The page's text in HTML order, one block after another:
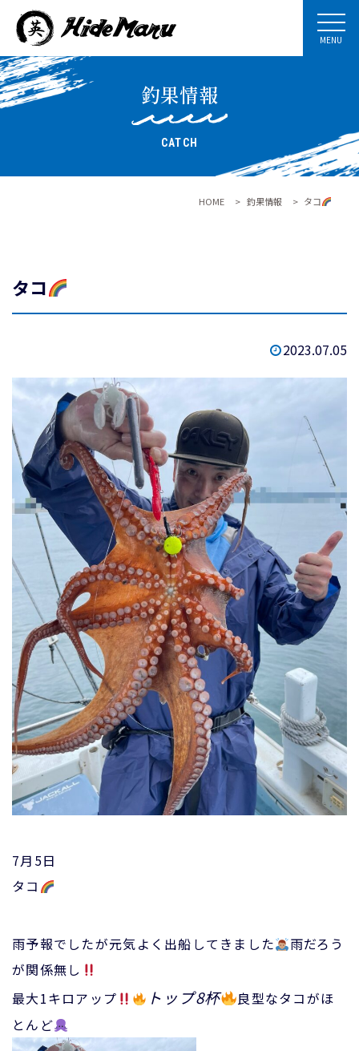
MENU
釣果情報
CATCH
HOME > 釣果情報 > タコ
タコ
2023.07.05
7月5日
タコ
雨予報でしたが元気よく出船してきました
雨だろう
が関係無し
最大1キロアップ
トップ8杯
良型なタコがほ
とんど